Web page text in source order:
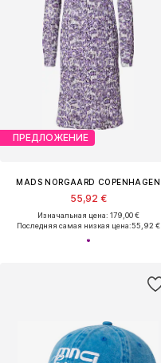
ПРЕДЛОЖЕНИЕ
MADS NORGAARD COPENHAGEN
55,92 €
Изначальная цена: 179,00 €
Последняя самая низкая цена:55,92 €